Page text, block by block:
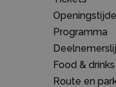
Programma
Food & drinks
Route en